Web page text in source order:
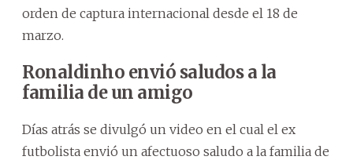
orden de captura internacional desde el 18 de
marzo.
Ronaldinho envió saludos a la
familia de un amigo
Días atrás se divulgó un video en el cual el ex
futbolista envió un afectuoso saludo a la familia de